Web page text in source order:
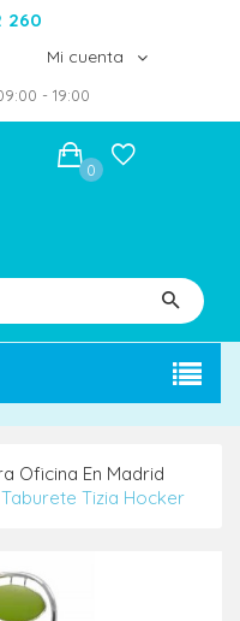
260
Mi cuenta
- 19:00
0
Oficina En Madrid
Taburete Tizia Hocker